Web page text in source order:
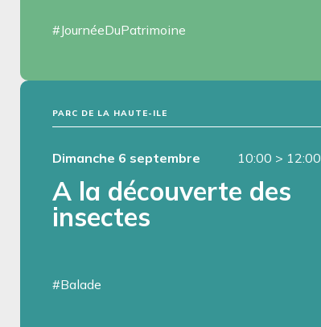
#JournéeDuPatrimoine
PARC DE LA HAUTE-ILE
Dimanche 6 septembre 10:00 > 12:00
A la découverte des
insectes
#Balade